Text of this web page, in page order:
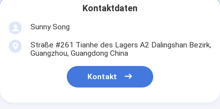
Kontaktdaten
Sunny Song
Straße #261 Tianhe des Lagers A2 Dalingshan Bezirk,
Guangzhou, Guangdong China
Kontakt